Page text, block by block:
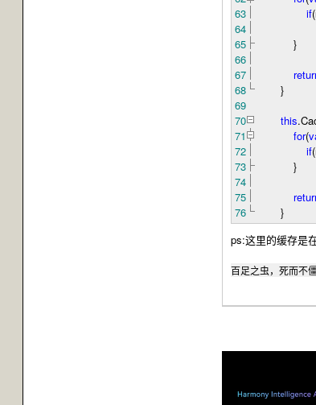
63
if
64
65
}
66
67
68
}
69
70
this
71
for(
72
if
73
}
74
75
76
}
ps:这里的缓存是
百足之虫，死而不